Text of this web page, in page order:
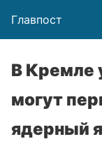
Главпост
В Кремле
могут
ядерный